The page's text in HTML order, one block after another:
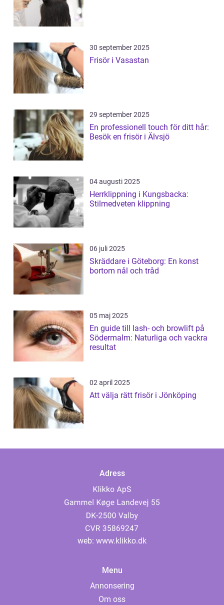
30 september 2025
Frisör i Vasastan
29 september 2025
En professionell touch för ditt hår:
Besök en frisör i Älvsjö
04 augusti 2025
Herrklippning i Kungsbacka:
Stilmedveten klippning
06 juli 2025
Skräddare i Göteborg: En konst
bortom nål och tråd
05 maj 2025
En guide till lash- och browlift på
Södermalm: Naturliga och vackra
resultat
02 april 2025
Att välja rätt frisör i Jönköping
Adress
web: www.klikko.dk
Menu
Annonsering
Om oss